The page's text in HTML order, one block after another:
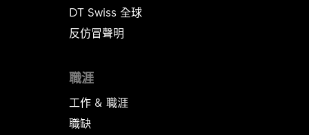
DT Swiss 全球
反仿冒聲明
職涯
工作 & 職涯
職缺